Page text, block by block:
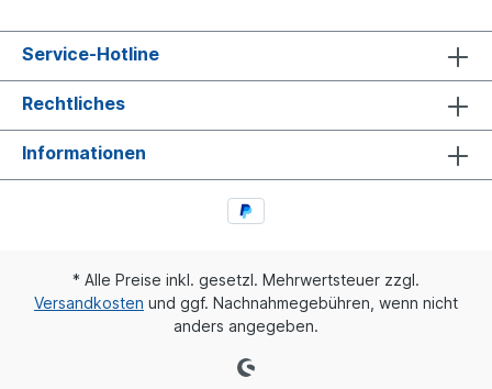
Service-Hotline
Rechtliches
Informationen
* Alle Preise inkl. gesetzl. Mehrwertsteuer zzgl.
Versandkosten und ggf. Nachnahmegebühren, wenn nicht
anders angegeben.